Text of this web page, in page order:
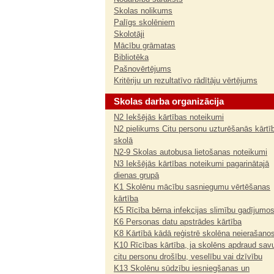
Skolas nolikums
Palīgs skolēniem
Skolotāji
Mācību grāmatas
Bibliotēka
Pašnovērtējums
Kritēriju un rezultatīvo rādītāju vērtējums
Skolas darba organizācija
N2 Iekšējās kārtības noteikumi
N2 pielikums Citu personu uzturēšanās
skolā
N2-9 Skolas autobusa lietošanas noteikumi
N3 Iekšējās kārtības noteikumi pagarinātajā
dienas grupā
K1 Skolēnu mācību sasniegumu vērtēšanas
kārtība
K5 Rīcība bērna infekcijas slimību gadījumos
K6 Personas datu apstrādes kārtība
K8 Kārtībā kādā reģistrē skolēna neierašanos
K10 Rīcības kārtība, ja skolēns apdraud
citu personu drošību, veselību vai dzīvību
K13 Skolēnu sūdzību iesniegšanas un